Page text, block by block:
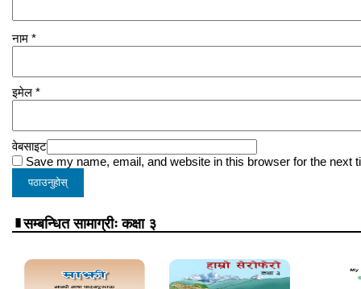
नाम *
इमेल *
वेबसाइट
Save my name, email, and website in this browser for the next
सम्बन्धित सामाग्रीः कक्षा ३